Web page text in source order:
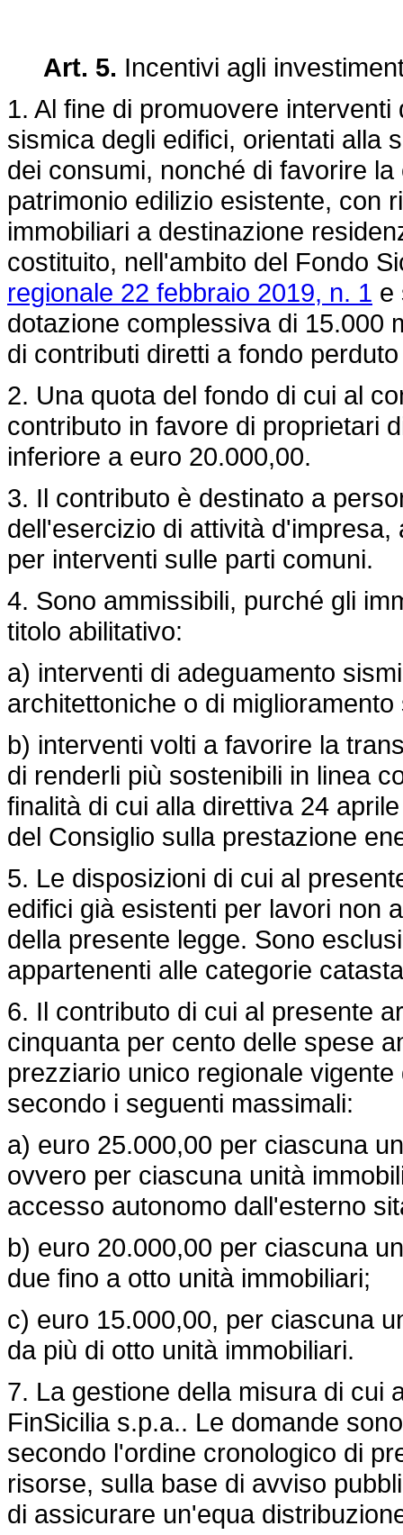
Art. 5. Incentivi agli
1. Al fine di promuovere
sismica degli edifici, orientati alla
dei consumi, nonché di favorire
patrimonio edilizio esistente, con
immobiliari a destinazione
costituito, nell'ambito del Fondo
regionale 22 febbraio 2019, n. 1 e
dotazione complessiva di 15.000
di contributi diretti a fondo
2. Una quota del fondo di cui al
contributo in favore di proprietari
inferiore a euro 20.000,00.
3. Il contributo è destinato a
dell'esercizio di attività
per interventi sulle parti comuni.
4. Sono ammissibili, purché gli
titolo abilitativo:
a) interventi di adeguamento
architettoniche o di
b) interventi volti a favorire la
di renderli più sostenibili in linea
finalità di cui alla direttiva 24
del Consiglio sulla prestazione
5. Le disposizioni di cui al
edifici già esistenti per lavori non
della presente legge. Sono
appartenenti alle categorie
6. Il contributo di cui al presente
cinquanta per cento delle spese
prezziario unico regionale
secondo i seguenti massimali:
a) euro 25.000,00 per ciascuna
ovvero per ciascuna unità
accesso autonomo dall'esterno
b) euro 20.000,00 per ciascuna
due fino a otto unità immobiliari;
c) euro 15.000,00, per ciascuna
da più di otto unità immobiliari.
7. La gestione della misura di cui
FinSicilia s.p.a.. Le domande
secondo l'ordine cronologico di
risorse, sulla base di avviso
di assicurare un'equa